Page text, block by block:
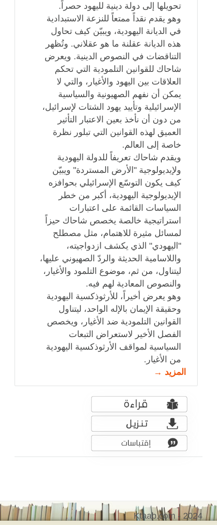
تحويلها إلى دولة دينية لليهود حصراً.
وهو يقدم نقداً ممتعاً للنزعة الاستبدادية
في الديانة اليهودية، ويبيّن كيف تحاول
هذه الديانة عقلنة ما هو عقلاني. وتُظهر
التناقضات في النصوص الدينية. ويعرض
شاحاك للقوانين التلمودية التي تحكم
العلاقات بين اليهود والأغيار، والتي لا
يمكن أن نفهم الصهيونية والسياسية
الإسرائيلية وتأييد يهود الشتات لإسرائيل،
من دون أن نأخذ بعين الاعتبار التأثير
العميق لهذه القوانين التي تبلور نظرة
خاصة إلى العالم.
ويقدم شاحاك تعريفاً للدولة اليهودية
ولإيديولوجية "الأرض المستردة" ويبيّن
كيف يكون التوسّع الإسرائيلي بحوافزه
الإيديولوجية اليهودية، أكبر من خطر
السياسات القائمة على اعتبارات
استراتيجية خالصة يخصص شاحاك حيزاً
لمسائل مثيرة للاهتمام، مثل مصطلح
"اليهودي" الذي يكشف ازدواجيته،
واللاسامية الحديثة والردّ الصهيوني عليها،
ليتناول، من ثم، موضوع التلمود والأغيار،
والنصوص المعادية لهم فيه.
وهو يعرض أخيراً، للأرثوذكسية اليهودية
وحقيقة الإيمان بالإله الواحد، ليتناول
القوانين التلمودية ضد الأغيار، ويخصص
الفصل الأخير لاستعراض التبعات
السياسية لمواقف الأرثوذكسية اليهودية
من الأغيار.
المزيد →
Ktaab.com - 2024